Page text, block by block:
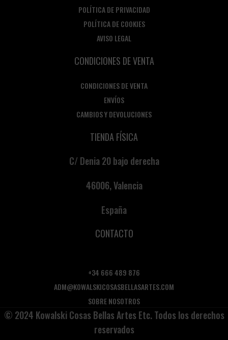
POLÍTICA DE PRIVACIDAD
POLÍTICA DE COOKIES
AVISO LEGAL
CONDICIONES DE VENTA
CONDICIONES DE VENTA
ENVÍOS
CAMBIOS Y DEVOLUCIONES
TIENDA FÍSICA
C/ Denia 20 bajo derecha
46006, Valencia
España
CONTACTO
+34 666 489 876
ADM@KOWALSKICOSASBELLASARTES.COM
SOBRE NOSOTROS
© 2024 Kowalski Cosas Bellas Artes Etc. Todos los derechos
reservados